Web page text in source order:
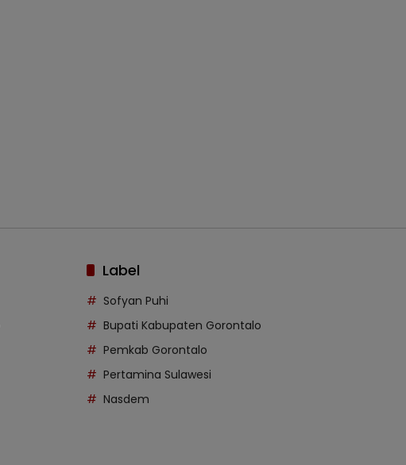
Label
Sofyan Puhi
Bupati Kabupaten Gorontalo
Pemkab Gorontalo
Pertamina Sulawesi
Nasdem